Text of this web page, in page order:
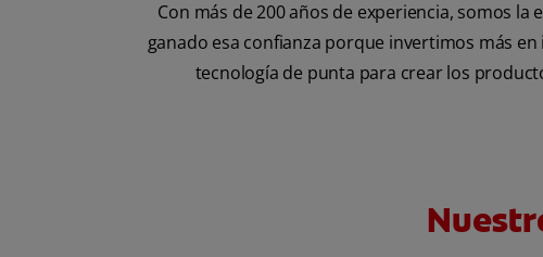
Con más de 200 años de experiencia, somos
ganado esa confianza porque invertimos más
tecnología de punta para crear los